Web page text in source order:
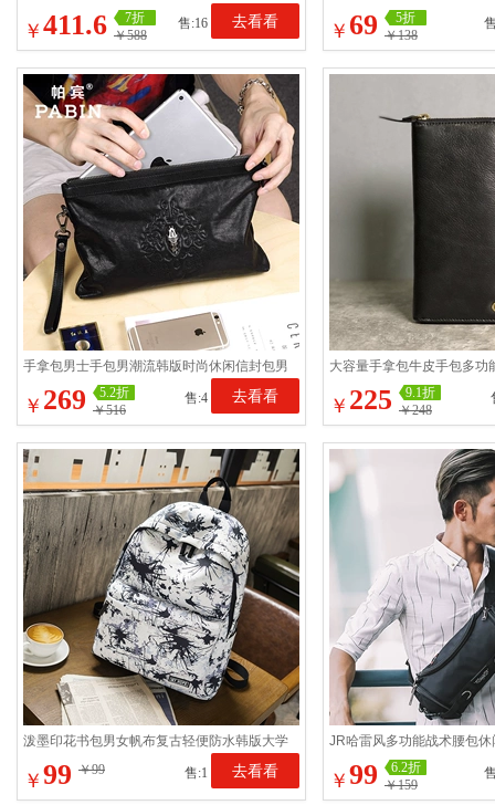
￥ 411.6
7折
￥588
售:16 去看看
包包社会斜挎包男单肩
￥ 69
5折
￥138
手拿包男士手包男潮流韩版时尚休闲信封包男
真皮软大容量牛皮男包
￥ 269
5.2折
￥516
售:4 去看看
大容量手拿包牛皮手包多功
工简约长款手机包真皮
￥ 225
9.1折
￥248
泼墨印花书包男女帆布复古轻便防水韩版大学
生背包潮牌女ins百搭
￥ 99 ￥99 售:1 去看看
JR哈雷风多功能战术腰包
骑行包夏季防水男士黑色
￥ 99
6.2折
￥159